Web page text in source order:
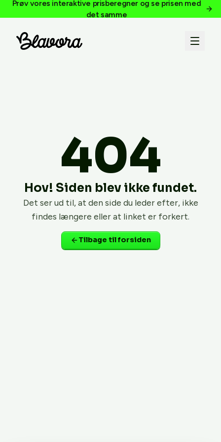
Prøv vores interaktive prisberegner og se prisen med
det samme
404
Hov! Siden blev ikke fundet.
Det ser ud til, at den side du leder efter, ikke
findes længere eller at linket er forkert.
Tilbage til forsiden